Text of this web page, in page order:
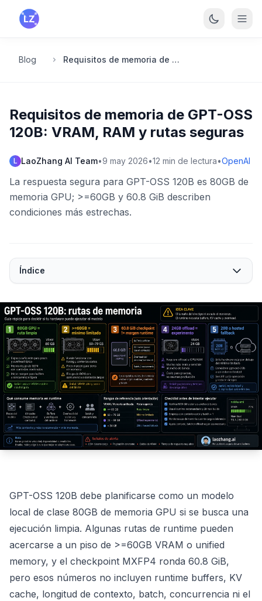
Saltar al contenido principal
Blog Requisitos de memoria de GPT-OSS 120B: VRAM, RAM y rutas seguras
Requisitos de memoria de GPT-OSS
120B: VRAM, RAM y rutas seguras
L LaoZhang AI Team•9 may 2026•12 min de lectura•OpenAI
La respuesta segura para GPT-OSS 120B es 80GB de
memoria GPU; >=60GB y 60.8 GiB describen
condiciones más estrechas.
Índice
GPT-OSS 120B debe planificarse como un modelo
local de clase 80GB de memoria GPU si se busca una
ejecución limpia. Algunas rutas de runtime pueden
acercarse a un piso de >=60GB VRAM o unified
memory, y el checkpoint MXFP4 ronda 60.8 GiB,
pero esos números no incluyen runtime buffers, KV
cache, longitud de contexto, batch, concurrencia ni el